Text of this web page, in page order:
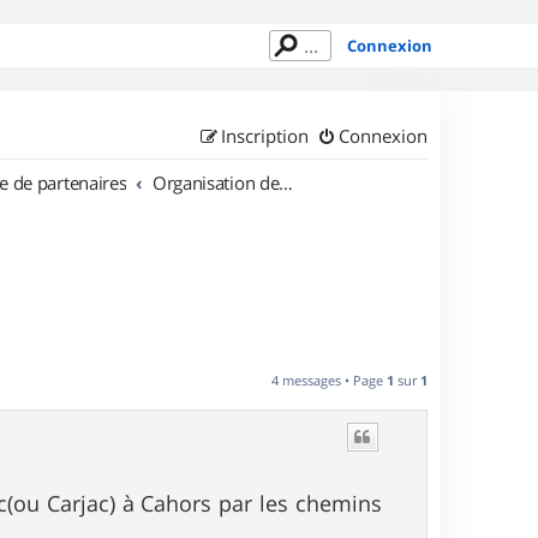
Connexion
Connexion
Inscription
de partenaires Organisation de sorties en région Midi Pyrénées
4 messages • Page 1 sur 1
Carjac) à Cahors par les chemins